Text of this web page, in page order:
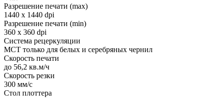
Разрешение печати (max)
1440 х 1440 dpi
Разрешение печати (min)
360 х 360 dpi
Система рецеркуляции
MCT только для белых и серебряных чернил
Скорость печати
до 56,2 кв.м/ч
Скорость резки
300 мм/с
Стол плоттера